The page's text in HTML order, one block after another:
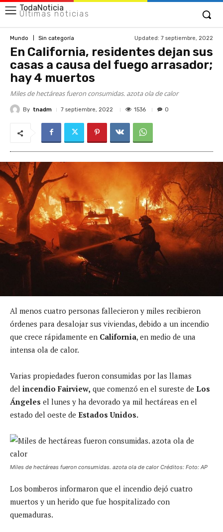
TodaNoticia
Últimas noticias
Mundo Sin categoría Updated: 7 septiembre, 2022
En California, residentes dejan sus
casas a causa del fuego arrasador;
hay 4 muertos
Miles de hectáreas fueron consumidas. azota ola de calor
By tnadm 7 septiembre, 2022 1536 0
Al menos cuatro personas fallecieron y miles recibieron
órdenes para desalojar sus viviendas, debido a un incendio
que crece rápidamente en California, en medio de una
intensa ola de calor.
Varias propiedades fueron consumidas por las llamas
del incendio Fairview, que comenzó en el sureste de Los
Ángeles el lunes y ha devorado ya mil hectáreas en el
estado del oeste de Estados Unidos.
Miles de hectáreas fueron consumidas. azota ola de calor Créditos: Foto: AP
Los bomberos informaron que el incendio dejó cuatro
muertos y un herido que fue hospitalizado con
quemaduras.